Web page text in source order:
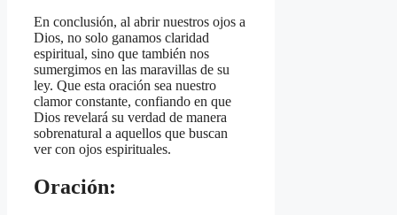
En conclusión, al abrir nuestros ojos a
Dios, no solo ganamos claridad
espiritual, sino que también nos
sumergimos en las maravillas de su
ley. Que esta oración sea nuestro
clamor constante, confiando en que
Dios revelará su verdad de manera
sobrenatural a aquellos que buscan
ver con ojos espirituales.
Oración: